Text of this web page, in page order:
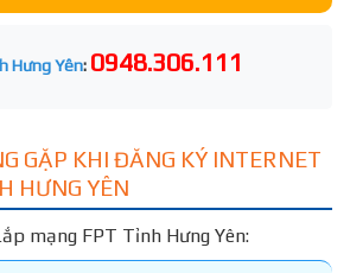
Hưng Yên: 0948.306.111
GẶP KHI ĐĂNG KÝ INTERNET
HƯNG YÊN
mạng FPT Tỉnh Hưng Yên: